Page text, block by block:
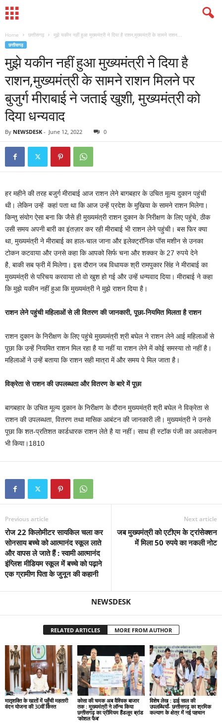
Home छत्तीसगढ़ मुझे यकीन नहीं हुआ मुख्यमंत्री ने दिया है राशन,मुख्यमंत्री के सामने राशन...
छत्तीसगढ़
मुझे यकीन नहीं हुआ मुख्यमंत्री ने दिया है
राशन,मुख्यमंत्री के सामने राशन मिलने पर
बुजुर्ग मीराबाई ने जताई खुशी, मुख्यमंत्री को
दिया धन्यवाद
By NEWSDESK - June 12, 2022 0
हर महीने की तरह बजुर्ग मीराबाई आज राशन लेने बागबहार के उचित मूल्य दुकान पहुंची
थी। लेकिन उन्हें कहां पता था कि आज उन्हें प्रदेश के मुखिया के सामने राशन मिलेगा।
किन्तु संयोग ऐसा बना कि जैसे ही मुख्यमंत्री राशन दुकान के निरीक्षण के लिए पहुंचे, ठीक
उसी समय अपनी बारी का इंतज़ार कर रही मीराबाई भी राशन लेने पहुंची। बस फिर क्या
था, मुख्यमंत्री ने मीराबाई का हाल-चाल जाना और इलेक्ट्रॉनिक पॉस मशीन से उनका
टोकन कटवाया और उनसे कहा कि आपको सिर्फ चना और शक्कर के 27 रुपये देने
है, बाकी सब फ्री में मिलेगा। इस दौरान जब विधायक श्री रामपुकार सिंह ने मीराबाई का
मुख्यमंत्री से परिचय करवाया तो वो खुश हो गई और उन्हें धन्यवाद दिया। मीराबाई ने कहा
कि मुझे यकीन नहीं हुआ कि मुख्यमंत्री ने मुझे राशन दिया है।
राशन लेने पहुंची महिलाओं से ली वितरण की जानकारी, पूछा-नियमित मिलता है राशन
राशन दुकान के निरीक्षण के लिए पहुंचे मुख्यमंत्री श्री बघेल ने राशन लेने आई महिलाओं से
पूछा कि उन्हें नियमित राशन मिल रहा है या नहीं या राशन लेने में कोई समस्या तो नहीं है।
महिलाओं ने उन्हें बताया कि राशन सही मात्रा में और समय पे मिल जाता है।
विक्रेता से राशन की उपलब्धता और वितरण के बारे में पूछा
बागबहार के उचित मूल्य दुकान के निरीक्षण के दौरान मुख्यमंत्री श्री बघेल ने विक्रेता से
राशन की उपलब्धता, वितरण तथा मासिक आबंटन की जानकारी ली। मुख्यमंत्री ने उनसे
पूछा कि शत-प्रतिशत कार्डधारक राशन लेते है या नहीं। साथ ही स्टॉक पंजी का अवलोकन
भी किया।1810
Previous article
रोज 22 किलोमीटर सायकिल चला कर
सोनसाय बच्चे को आत्मानंद स्कूल लाते
और वापस ले जाते हैं : स्वामी आत्मानंद
इंग्लिश मीडियम स्कूल में बच्चे को पढ़ाने
एक ग्रामीण पिता के जुनून की कहानी
Next article
जब मुख्यमंत्री को एटीएम के ट्रांसेक्शन
में मिला 50 रुपये का नकली नोट
NEWSDESK
RELATED ARTICLES MORE FROM AUTHOR
मातृशक्ति के खातों में पहुँची महतारी
वंदन योजना की 30वीं किस्त
कोसा की चमक अब वैश्विक बाजार
तक : मुख्यमंत्री ने लॉन्च किया
छत्तीसगढ़ का प्रीमियम हैंडलूम ब्रांड
‘कोशल फैब’
विशेष लेख : ढाई साल की
उपलब्धियाँ- छत्तीसगढ़ का श्रमिक
कल्याण के क्षेत्र में नई पहचान